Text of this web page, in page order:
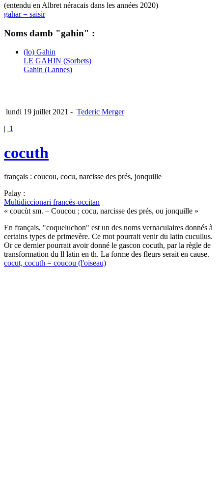
(entendu en Albret néracais dans les années 2020)
gahar = saisir
Noms damb "gahin" :
(lo) Gahin
LE GAHIN (Sorbets)
Gahin (Lannes)
lundi 19 juillet 2021 - Tederic Merger
| 1
cocuth
français : coucou, cocu, narcisse des prés, jonquille
Palay :
Multidiccionari francés-occitan
« coucùt sm. – Coucou ; cocu, narcisse des prés, ou jonquille »
En français, "coqueluchon" est un des noms vernaculaires donnés à
certains types de primevère. Ce mot pourrait venir du latin cucullus.
Or ce dernier pourrait avoir donné le gascon cocuth, par la règle de
transformation du ll latin en th. La forme des fleurs serait en cause.
cocut, cocuth = coucou (l'oiseau)